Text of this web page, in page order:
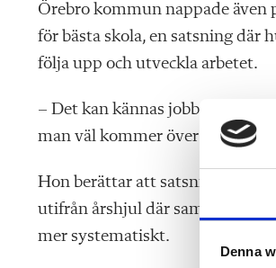
Denna
Örebro kommun nappade även
för bästa skola, en satsning där
följa upp och utveckla arbetet.
– Det kan kännas jobbigt i
man väl kommer över den
Hon berättar att satsningen haft
utifrån årshjul där samtliga
mer systematiskt.